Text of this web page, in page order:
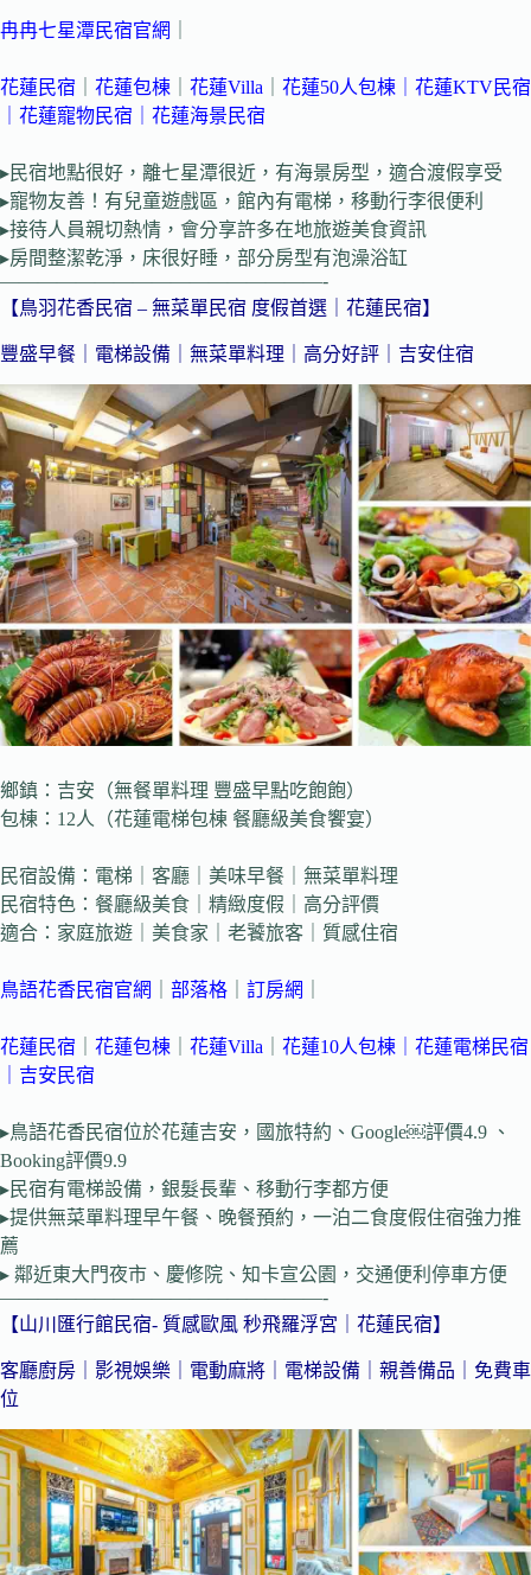
冉冉七星潭民宿官網
花蓮民宿 花蓮包棟 花蓮Villa 花蓮50人包棟
花蓮KTV民宿
花蓮寵物民宿｜ 花蓮海景民宿
▸民宿地點很好，離七星潭很近，有海景房型，適合渡假享受
▸寵物友善！有兒童遊戲區，館內有電梯，移動行李很便利
▸接待人員親切熱情，會分享許多在地旅遊美食資訊
▸房間整潔乾淨，床很好睡，部分房型有泡澡浴缸
—————————————————-
【鳥羽花香民宿 – 無菜單民宿 度假首選｜花蓮民宿】
豐盛早餐｜電梯設備｜無菜單料理｜高分好評｜吉安住宿
鄉鎮：吉安（無餐單料理 豐盛早點吃飽飽）
包棟：12人（花蓮電梯包棟 餐廳級美食饗宴）
民宿設備：電梯｜客廳｜美味早餐｜無菜單料理
民宿特色：餐廳級美食｜精緻度假｜高分評價
適合：家庭旅遊｜美食家｜老饕旅客｜質感住宿
鳥語花香民宿官網 部落格 訂房網
花蓮民宿 花蓮包棟 花蓮Villa 花蓮10人包棟
花蓮電梯民宿
｜吉安 民宿
▸鳥語花香民宿位於花蓮吉安，國旅特約、Google￼評價4.9 、
Booking評價9.9
▸民宿有電梯設備，銀髮長輩、移動行李都方便
▸提供無菜單料理早午餐、晚餐預約，一泊二食度假住宿強力推
薦
▸ 鄰近東大門夜市、慶修院、知卡宣公園，交通便利停車方便
—————————————————-
【山川匯行館民宿- 質感歐風 秒飛羅浮宮｜花蓮民宿】
客廳廚房｜影視娛樂｜電動麻將｜電梯設備｜親善備品｜免費車
位